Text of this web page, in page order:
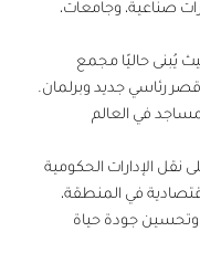
وجامعات،
حاليًا مجمع
جديد وبرلمان.
في العالم
الحكومية
في المنطقة،
جودة حياة